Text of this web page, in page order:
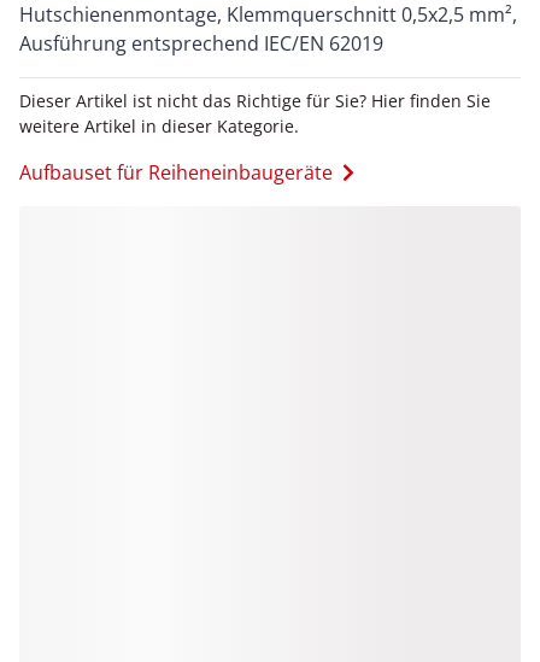
Hutschienenmontage, Klemmquerschnitt 0,5x2,5 mm²,
Ausführung entsprechend IEC/EN 62019
Dieser Artikel ist nicht das Richtige für Sie? Hier finden Sie
weitere Artikel in dieser Kategorie.
Aufbauset für Reiheneinbaugeräte